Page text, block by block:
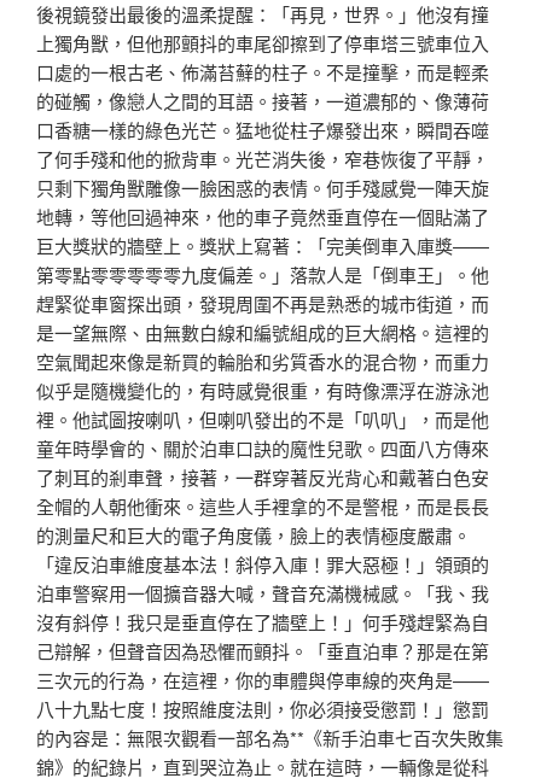
後視鏡發出最後的溫柔提醒：「再見，世界。」他沒有撞
上獨角獸，但他那顫抖的車尾卻擦到了停車塔三號車位入
口處的一根古老、佈滿苔蘚的柱子。不是撞擊，而是輕柔
的碰觸，像戀人之間的耳語。接著，一道濃郁的、像薄荷
口香糖一樣的綠色光芒。猛地從柱子爆發出來，瞬間吞噬
了何手殘和他的掀背車。光芒消失後，窄巷恢復了平靜，
只剩下獨角獸雕像一臉困惑的表情。何手殘感覺一陣天旋
地轉，等他回過神來，他的車子竟然垂直停在一個貼滿了
巨大獎狀的牆壁上。獎狀上寫著：「完美倒車入庫獎——
第零點零零零零零九度偏差。」落款人是「倒車王」。他
趕緊從車窗探出頭，發現周圍不再是熟悉的城市街道，而
是一望無際、由無數白線和編號組成的巨大網格。這裡的
空氣聞起來像是新買的輪胎和劣質香水的混合物，而重力
似乎是隨機變化的，有時感覺很重，有時像漂浮在游泳池
裡。他試圖按喇叭，但喇叭發出的不是「叭叭」，而是他
童年時學會的、關於泊車口訣的魔性兒歌。四面八方傳來
了刺耳的剎車聲，接著，一群穿著反光背心和戴著白色安
全帽的人朝他衝來。這些人手裡拿的不是警棍，而是長長
的測量尺和巨大的電子角度儀，臉上的表情極度嚴肅。
「違反泊車維度基本法！斜停入庫！罪大惡極！」領頭的
泊車警察用一個擴音器大喊，聲音充滿機械感。「我、我
沒有斜停！我只是垂直停在了牆壁上！」何手殘趕緊為自
己辯解，但聲音因為恐懼而顫抖。「垂直泊車？那是在第
三次元的行為，在這裡，你的車體與停車線的夾角是——
八十九點七度！按照維度法則，你必須接受懲罰！」懲罰
的內容是：無限次觀看一部名為**《新手泊車七百次失敗集
錦》的紀錄片，直到哭泣為止。就在這時，一輛像是從科